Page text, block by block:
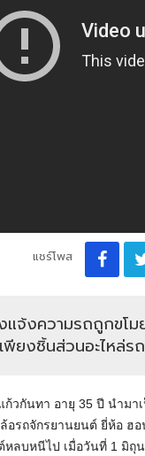
แชร์โพส
แจ้งความรถถูกข
พียงชิ้นส่วนอะไหล่รถ
ก้วกันทา อายุ 35 ปี นำม
รถจักรยานยนต์ ยี่ห้อ ฮ
หลบหนีไป เมื่อวันที่ 1 มิถุ